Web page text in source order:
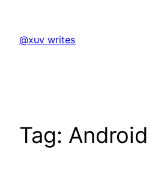
content
@xuv writes
Tag: Android